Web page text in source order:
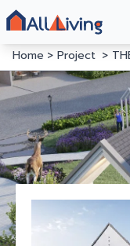
Home
Project